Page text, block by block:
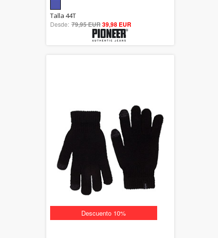
out of 5
Talla 44T
Desde: 79,95 EUR39,98 EUR
Descuento 10%